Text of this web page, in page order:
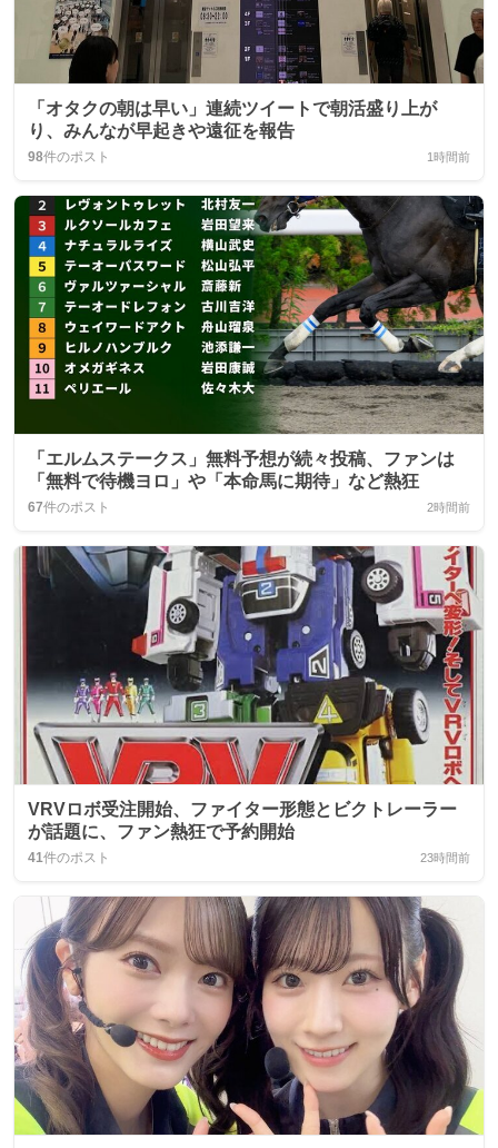
「オタクの朝は早い」連続ツイートで朝活盛り上が
り、みんなが早起きや遠征を報告
98件のポスト 1時間前
「エルムステークス」無料予想が続々投稿、ファンは
「無料で待機ヨロ」や「本命馬に期待」など熱狂
67件のポスト 2時間前
VRVロボ受注開始、ファイター形態とビクトレーラー
が話題に、ファン熱狂で予約開始
41件のポスト 23時間前